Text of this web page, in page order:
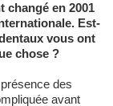
Est-
vous ont
chose ?
des
avant